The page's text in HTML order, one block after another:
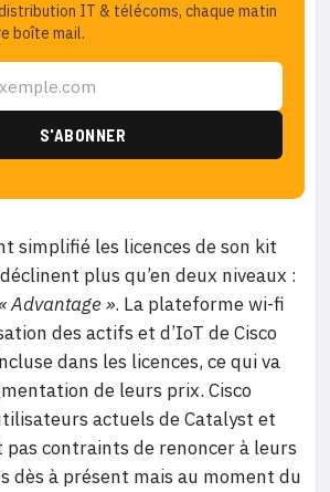
IT & télécoms, chaque matin
boîte mail.
simplifié les licences de son kit
plus qu’en deux niveaux :
Advantage ». La plateforme wi-fi
des actifs et d’IoT de Cisco
dans les licences, ce qui va
de leurs prix. Cisco
actuels de Catalyst et
pas contraints de renoncer à leurs
dès à présent mais au moment du